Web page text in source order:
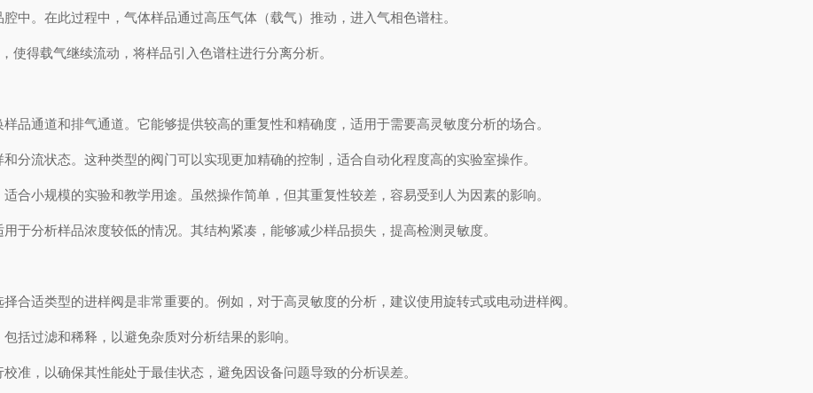
。在此过程中，气体样品通过高压气体（载气）推动，进入气相色谱柱。
得载气继续流动，将样品引入色谱柱进行分离分析。
通道和排气通道。它能够提供较高的重复性和精确度，适用于需要高灵敏度分析的场合。
流状态。这种类型的阀门可以实现更加精确的控制，适合自动化程度高的实验室操作。
小规模的实验和教学用途。虽然操作简单，但其重复性较差，容易受到人为因素的影响。
分析样品浓度较低的情况。其结构紧凑，能够减少样品损失，提高检测灵敏度。
适类型的进样阀是非常重要的。例如，对于高灵敏度的分析，建议使用旋转式或电动进样阀。
过滤和稀释，以避免杂质对分析结果的影响。
，以确保其性能处于最佳状态，避免因设备问题导致的分析误差。